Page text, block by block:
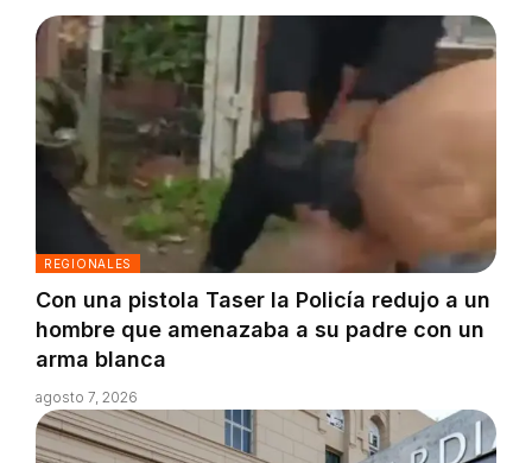
REGIONALES
Con una pistola Taser la Policía redujo a un
hombre que amenazaba a su padre con un
arma blanca
agosto 7, 2026